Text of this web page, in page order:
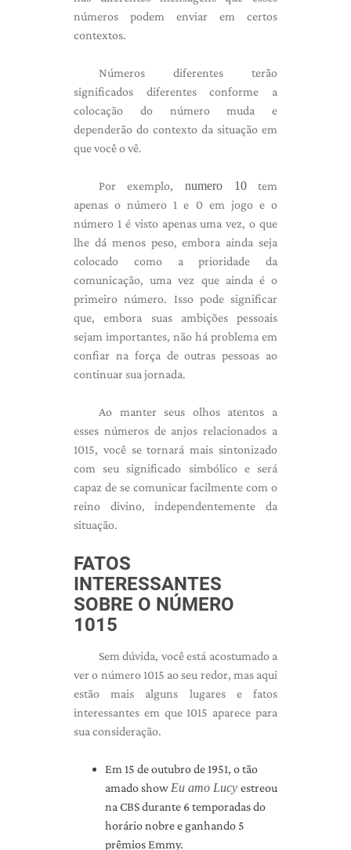
números podem enviar em certos
contextos.
Números diferentes terão
significados diferentes conforme a
colocação do número muda e
dependerão do contexto da situação em
que você o vê.
Por exemplo, numero 10tem
apenas o número 1 e 0 em jogo e o
número 1 é visto apenas uma vez, o que
lhe dá menos peso, embora ainda seja
colocado como a prioridade da
comunicação, uma vez que ainda é o
primeiro número. Isso pode significar
que, embora suas ambições pessoais
sejam importantes, não há problema em
confiar na força de outras pessoas ao
continuar sua jornada.
Ao manter seus olhos atentos a
esses números de anjos relacionados a
1015, você se tornará mais sintonizado
com seu significado simbólico e será
capaz de se comunicar facilmente com o
reino divino, independentemente da
situação.
FATOS
INTERESSANTES
SOBRE O NÚMERO
1015
Sem dúvida, você está acostumado a
ver o número 1015 ao seu redor, mas aqui
estão mais alguns lugares e fatos
interessantes em que 1015 aparece para
sua consideração.
Em 15 de outubro de 1951, o tão
amado show Eu amo Lucy estreou
na CBS durante 6 temporadas do
horário nobre e ganhando 5
prêmios Emmy.